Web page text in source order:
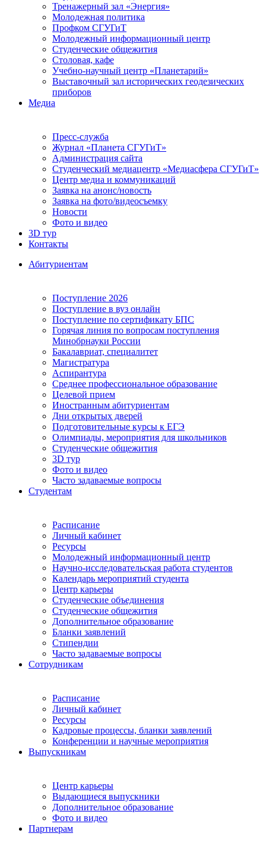
Тренажерный зал «Энергия»
Молодежная политика
Профком СГУГиТ
Молодежный информационный центр
Студенческие общежития
Столовая, кафе
Учебно-научный центр «Планетарий»
Выставочный зал исторических геодезических
приборов
Медиа
Пресс-служба
Журнал «Планета СГУГиТ»
Администрация сайта
Студенческий медиацентр «Медиасфера СГУГиТ»
Центр медиа и коммуникаций
Заявка на анонс/новость
Заявка на фото/видеосъемку
Новости
Фото и видео
3D тур
Контакты
Абитуриентам
Поступление 2026
Поступление в вуз онлайн
Поступление по сертификату БПС
Горячая линия по вопросам поступления
Минобрнауки России
Бакалавриат, специалитет
Магистратура
Аспирантура
Среднее профессиональное образование
Целевой прием
Иностранным абитуриентам
Дни открытых дверей
Подготовительные курсы к ЕГЭ
Олимпиады, мероприятия для школьников
Студенческие общежития
3D тур
Фото и видео
Часто задаваемые вопросы
Студентам
Расписание
Личный кабинет
Ресурсы
Молодежный информационный центр
Научно-исследовательская работа студентов
Календарь мероприятий студента
Центр карьеры
Студенческие объединения
Студенческие общежития
Дополнительное образование
Бланки заявлений
Стипендии
Часто задаваемые вопросы
Сотрудникам
Расписание
Личный кабинет
Ресурсы
Кадровые процессы, бланки заявлений
Конференции и научные мероприятия
Выпускникам
Центр карьеры
Выдающиеся выпускники
Дополнительное образование
Фото и видео
Партнерам